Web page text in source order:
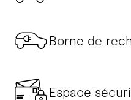
Borne de
Espace